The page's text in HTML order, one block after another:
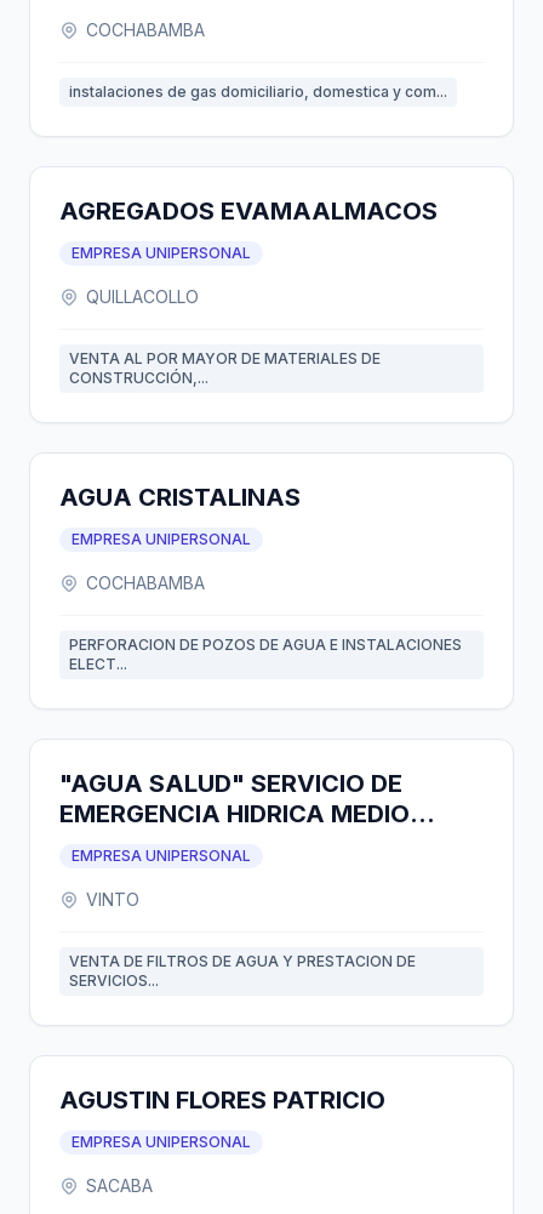
COCHABAMBA
instalaciones de gas domiciliario, domestica y com...
AGREGADOS EVAMAALMACOS
EMPRESA UNIPERSONAL
QUILLACOLLO
VENTA AL POR MAYOR DE MATERIALES DE
CONSTRUCCIÓN,...
AGUA CRISTALINAS
EMPRESA UNIPERSONAL
COCHABAMBA
PERFORACION DE POZOS DE AGUA E INSTALACIONES
ELECT...
"AGUA SALUD" SERVICIO DE
EMERGENCIA HIDRICA MEDIO
AMBIENTAL
EMPRESA UNIPERSONAL
VINTO
VENTA DE FILTROS DE AGUA Y PRESTACION DE
SERVICIOS...
AGUSTIN FLORES PATRICIO
EMPRESA UNIPERSONAL
SACABA